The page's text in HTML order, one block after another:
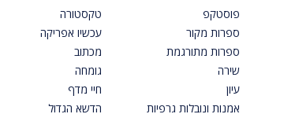
פוסטקפ
ספרות מקור
ספרות מתורגמת
שירה
עיון
אמנות ונובלות גרפיות
טקסטורה
עכשיו אפריקה
מכתוב
גומחה
חיי מדף
הדשא הגדול